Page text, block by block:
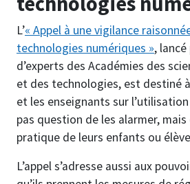
L’« Appel à une vigilance
technologies numériques »,
d’experts des Académies des
et des technologies, est destiné
et les enseignants sur
pas question de les alarmer,
pratique de leurs enfants ou
L’appel s’adresse aussi aux